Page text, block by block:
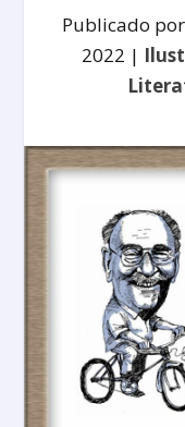
Publicado por
2022 |